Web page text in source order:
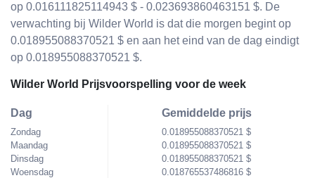
op 0.016111825114943 $ - 0.023693860463151 $. De
verwachting bij Wilder World is dat die morgen begint op
0.018955088370521 $ en aan het eind van de dag eindigt
op 0.018955088370521 $.
Wilder World Prijsvoorspelling voor de week
Dag
Zondag
Maandag
Dinsdag
Woensdag
Gemiddelde prijs
0.018955088370521 $
0.018955088370521 $
0.018955088370521 $
0.018765537486816 $